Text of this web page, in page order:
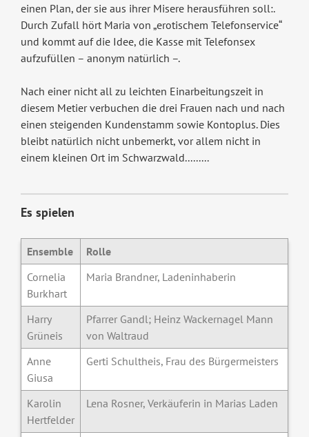
einen Plan, der sie aus ihrer Misere herausführen soll:.
Durch Zufall hört Maria von „erotischem Telefonservice“
und kommt auf die Idee, die Kasse mit Telefonsex
aufzufüllen – anonym natürlich –.
Nach einer nicht all zu leichten Einarbeitungszeit in
diesem Metier verbuchen die drei Frauen nach und nach
einen steigenden Kundenstamm sowie Kontoplus. Dies
bleibt natürlich nicht unbemerkt, vor allem nicht in
einem kleinen Ort im Schwarzwald.........
Es spielen
Ensemble
Rolle
Cornelia
Burkhart
Maria Brandner, Ladeninhaberin
Harry
Grüneis
Pfarrer Gandl; Heinz Wackernagel Mann
von Waltraud
Anne
Giusa
Gerti Schultheis, Frau des Bürgermeisters
Karolin
Hertfelder
Lena Rosner, Verkäuferin in Marias Laden